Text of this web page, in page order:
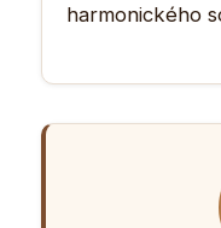
harmonického